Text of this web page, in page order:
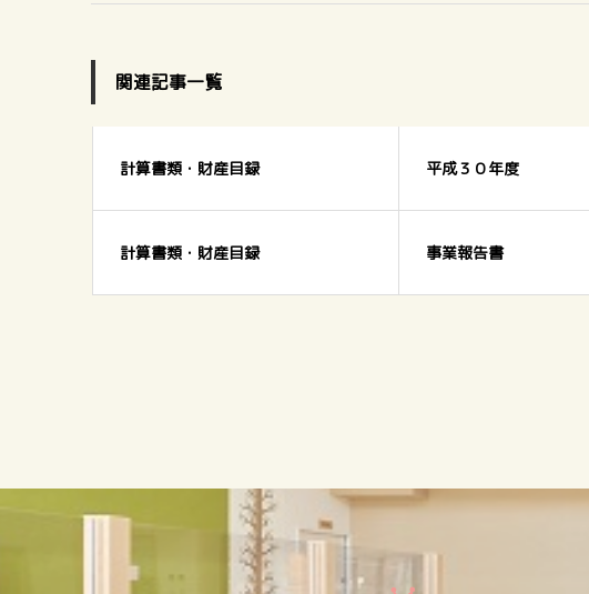
関連記事一覧
計算書類・財産目録 平成３０年度
計算書類・財産目録 事業報告書